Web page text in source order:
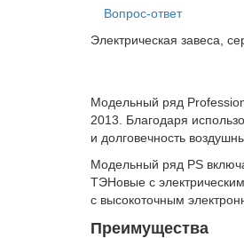
Вопрос-ответ
Электрическая завеса,
Модельный ряд
2013. Благодаря
и долговечность
Модельный ряд PS
ТЭНовые с
с высокоточным
Преимущества